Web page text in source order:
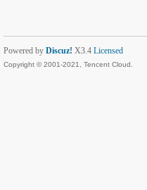
Powered by Discuz! X3.4 Licensed
Copyright © 2001-2021, Tencent Cloud.